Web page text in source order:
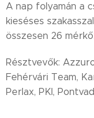
A nap folyamán a
kieséses
összesen 26
Résztvevők:
Fehérvári Team,
Perlax, PKI,